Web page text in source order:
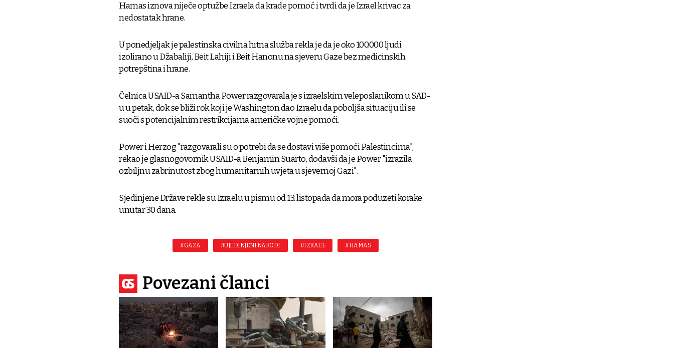
Hamas iznova niječe optužbe Izraela da krade pomoć i tvrdi da je Izrael krivac za
nedostatak hrane.
U ponedjeljak je palestinska civilna hitna služba rekla je da je oko 100.000 ljudi
izolirano u Džabaliji, Beit Lahiji i Beit Hanonu na sjeveru Gaze bez medicinskih
potrepština i hrane.
Čelnica USAID-a Samantha Power razgovarala je s izraelskim veleposlanikom u SAD-
u u petak, dok se bliži rok koji je Washington dao Izraelu da poboljša situaciju ili se
suoči s potencijalnim restrikcijama američke vojne pomoći.
Power i Herzog "razgovarali su o potrebi da se dostavi više pomoći Palestincima",
rekao je glasnogovornik USAID-a Benjamin Suarto, dodavši da je Power "izrazila
ozbiljnu zabrinutost zbog humanitarnih uvjeta u sjevernoj Gazi".
Sjedinjene Države rekle su Izraelu u pismu od 13. listopada da mora poduzeti korake
unutar 30 dana.
#GAZA #UJEDINJENI NARODI #IZRAEL #HAMAS
Povezani članci